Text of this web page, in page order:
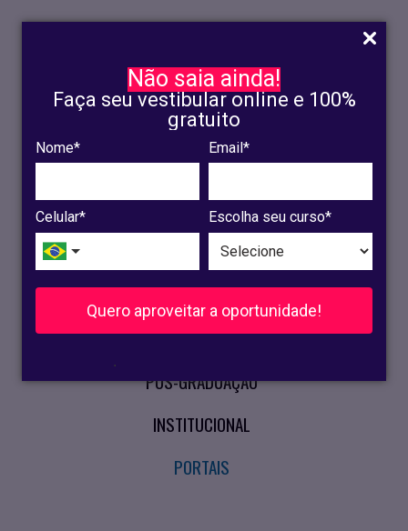
Não saia ainda!
Faça seu vestibular online e 100%
gratuito
Nome* Email*
Celular* Escolha seu curso*
Quero aproveitar a oportunidade!
.
INSCRIÇÃO
OLINDA
RECIFE
VESTIBULAR
CURSOS PRESENCIAIS
PÓS-GRADUAÇÃO
INSTITUCIONAL
PORTAIS